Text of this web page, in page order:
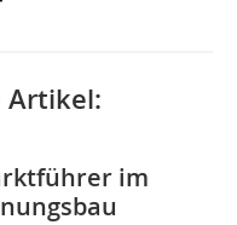
Artikel:
im